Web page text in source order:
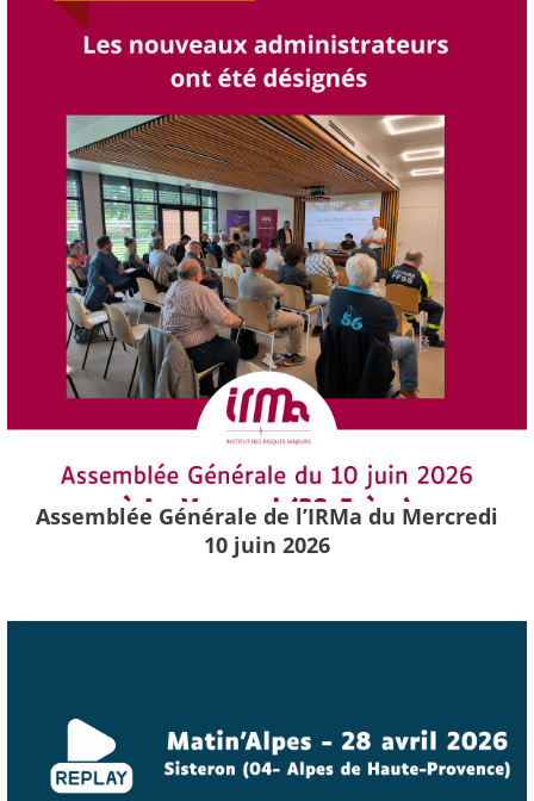
Assemblée Générale de l’IRMa du Mercredi
10 juin 2026